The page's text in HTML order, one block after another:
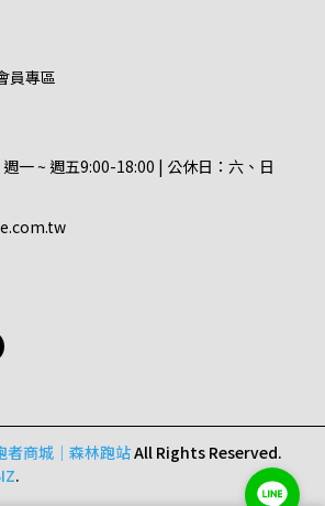
員專區
一 ~ 週五9:00-18:00 | 公休日：六、日
者商城｜森林跑站All Rights Reserved.
.